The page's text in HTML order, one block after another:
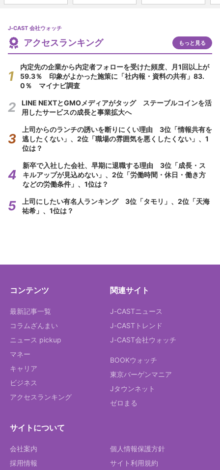
J-CAST 会社ウォッチ
アクセスランキング もっと見る
内定先の企業から内定者フォローを受けた頻度、月1回以上が
59.3％ 印象がよかった施策に「社内報・資料の共有」83.
0％ マイナビ調査
LINE NEXTとGMOメディアがタッグ ステーブルコインを活
用したサービスの成長と事業拡大へ
上司からのランチの誘いを断りにくい理由 3位「情報共有を
逃したくない」、2位「職場の雰囲気を悪くしたくない」、1
位は？
新卒で入社した会社、早期に退職する理由 3位「成長・ス
キルアップが見込めない」、2位「労働時間・休日・働き方
などの労働条件」、1位は？
上司にしたい有名人ランキング 3位「タモリ」、2位「天海
祐希」、1位は？
コンテンツ
最新記事一覧
コラムざんまい
ニュース pickup
マネー
キャリア
ビジネス
アクセスランキング
関連サイト
J-CASTニュース
J-CASTトレンド
J-CAST会社ウォッチ
BOOKウォッチ
東京バーゲンマニア
Jタウンネット
ゼロまる
サイトについて
会社案内
採用情報
個人情報保護方針
サイト利用規約